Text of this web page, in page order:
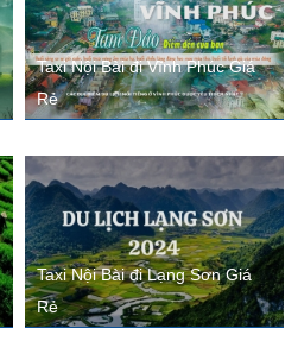
Taxi Nội Bài đi Vĩnh Phúc Giá
Rẻ
Taxi Nội Bài đi Lạng Sơn Giá
Rẻ